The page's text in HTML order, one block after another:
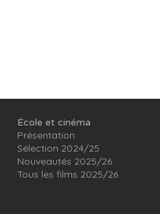
École et cinéma
Présentation
Sélection 2024/25
Nouveautés 2025/26
Tous les films 2025/26